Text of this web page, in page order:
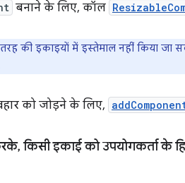
बनाने के लिए, कॉल
की इकाइयों में इस्तेमाल नहीं किया
को जोड़ने के लिए,
, किसी इकाई को उपयोगकर्ता के